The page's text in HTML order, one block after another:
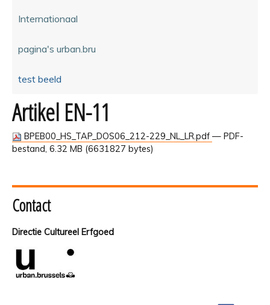
Internationaal
pagina's urban.bru
test beeld
Artikel EN-11
BPEB00_HS_TAP_DOS06_212-229_NL_LR.pdf — PDF-
bestand, 6.32 MB (6631827 bytes)
Contact
Directie Cultureel Erfgoed